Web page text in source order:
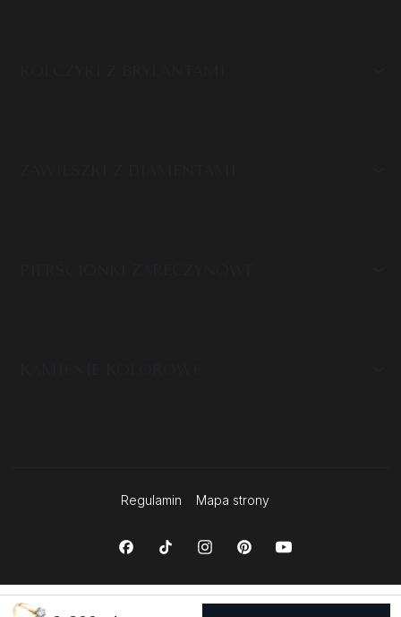
Regulamin Mapa strony